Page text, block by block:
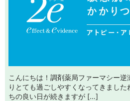
こんにちは！調剤薬局ファーマシー
りとても過ごしやすくなってきまし
ちの良い日が続きますが […]